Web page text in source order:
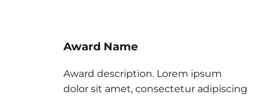
Award Name
Award description. Lorem ipsum
dolor sit amet, consectetur adipiscing